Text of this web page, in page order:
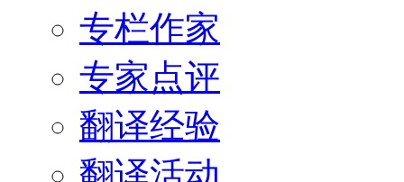
专栏作家
专家点评
翻译经验
翻译活动